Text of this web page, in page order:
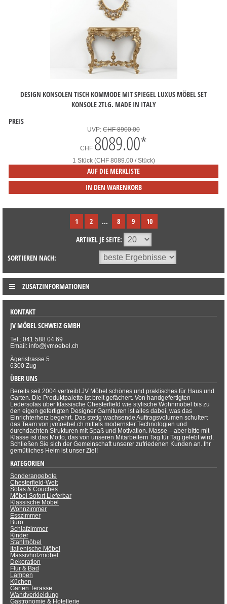
DESIGN KONSOLEN TISCH KOMMODE MIT SPIEGEL LUXUS MÖBEL SET
KONSOLE 2TLG. MADE IN ITALY
PREIS
UVP: CHF 8900.00
CHF 8089.00*
1 Stück (CHF 8089.00 / Stück)
AUF DIE MERKLISTE
IN DEN WARENKORB
1 2 ... 8 9
10
ARTIKEL JE SEITE:
SORTIEREN NACH:
ZUSATZINFORMATIONEN
KONTAKT
JV MÖBEL SCHWEIZ GMBH
Tel.: 041 588 04 69
Email: info@jvmoebel.ch
Ägeristrasse 5
6300 Zug
ÜBER UNS
Bereits seit 2004 vertreibt JV Möbel schönes und praktisches für Haus und
Garten. Die Produktpalette ist breit gefächert. Von handgefertigten
Ledersofas über klassische Chesterfield wie stylische Wohnmöbel bis zu
den eigen gefertigten Designer Garnituren ist alles dabei, was das
Einrichterherz begehrt. Das stetig wachsende Auftragsvolumen schultert
das Team von jvmoebel.ch mittels modernster Technologien und
durchdachten Strukturen mit Spaß und Motivation. Masse – aber bitte mit
Klasse ist das Motto, das von unseren Mitarbeitern Tag für Tag gelebt wird.
Schließen Sie sich der Gemeinschaft unserer zufriedenen Kunden an. Ihr
gemütliches Heim ist unser Ziel!
KATEGORIEN
Sonderangebote
Chesterfield-Welt
Sofas & Couches
Möbel Sofort Lieferbar
Klassische Möbel
Wohnzimmer
Esszimmer
Büro
Schlafzimmer
Kinder
Stahlmöbel
Italienische Möbel
Massivholzmöbel
Dekoration
Flur & Bad
Lampen
Küchen
Garten Terasse
Wandverkleidung
Gastronomie & Hotellerie